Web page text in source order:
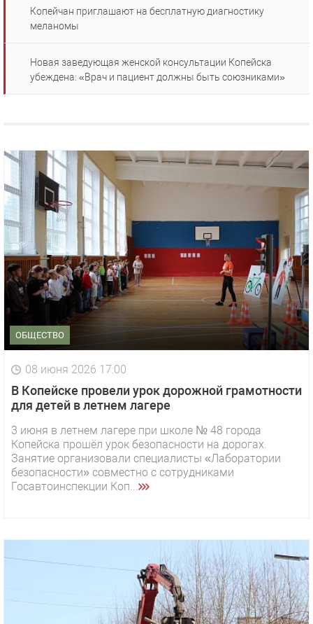
Копейчан приглашают на бесплатную диагностику
меланомы
Новая заведующая женской консультации Копейска
убеждена: «Врач и пациент должны быть союзниками»
ОБЩЕСТВО
08 июня 2026 17:00
В Копейске провели урок дорожной грамотности
для детей в летнем лагере
3 июня в летнем лагере при школе № 48 города
Копейска прошёл урок безопасности на дорогах.
Занятие организовали специалисты «Лаборатории
безопасности» совместно с сотрудниками
Госавтоинспекции Коп...